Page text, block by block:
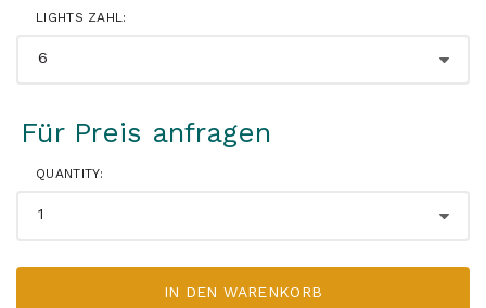
LIGHTS ZAHL:
Für Preis anfragen
QUANTITY:
IN DEN WARENKORB